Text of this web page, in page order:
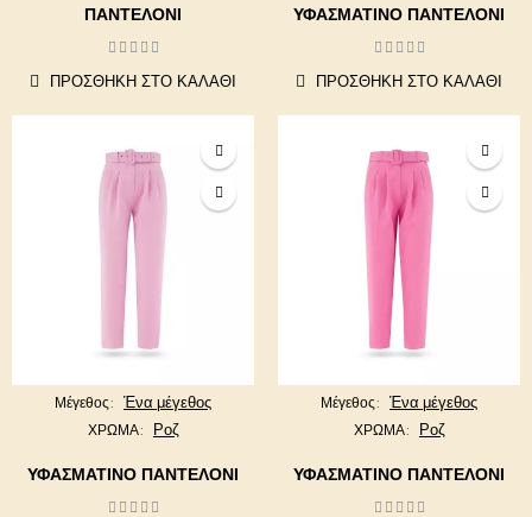
ΠΑΝΤΕΛΟΝΙ
ΠΡΟΣΘΉΚΗ ΣΤΟ ΚΑΛΆΘΙ
ΥΦΑΣΜΑΤΙΝΟ ΠΑΝΤΕΛΟΝΙ
ΠΡΟΣΘΉΚΗ ΣΤΟ ΚΑΛΆΘΙ
Μέγεθος Ένα μέγεθος
ΧΡΩΜΑ Ροζ
ΥΦΑΣΜΑΤΙΝΟ ΠΑΝΤΕΛΟΝΙ
Μέγεθος Ένα μέγεθος
ΧΡΩΜΑ Ροζ
ΥΦΑΣΜΑΤΙΝΟ ΠΑΝΤΕΛΟΝΙ